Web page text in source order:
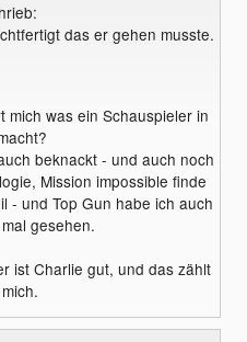
das er gehen musste.
mich was ein Schauspieler in
beknackt - und auch noch
Mission impossible finde
- und Top Gun habe ich auch
gesehen.
ist Charlie gut, und das zählt